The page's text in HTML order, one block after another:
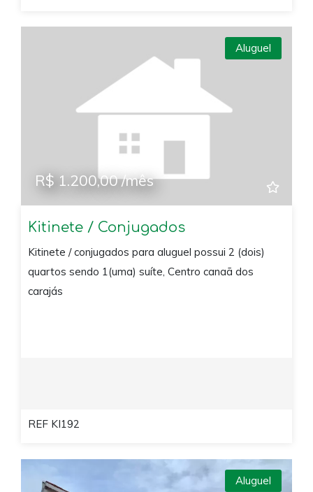
Aluguel
R$ 1.200,00 /mês
Kitinete / Conjugados
Kitinete / conjugados para aluguel possui 2 (dois)
quartos sendo 1(uma) suíte, Centro canaã dos
carajás
REF KI192
Aluguel